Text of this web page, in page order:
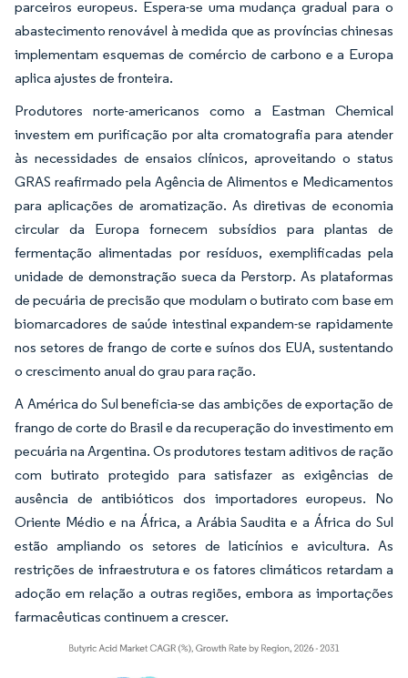
parceiros europeus. Espera-se uma mudança gradual para o
abastecimento renovável à medida que as províncias chinesas
implementam esquemas de comércio de carbono e a Europa
aplica ajustes de fronteira.
Produtores norte-americanos como a Eastman Chemical
investem em purificação por alta cromatografia para atender
às necessidades de ensaios clínicos, aproveitando o status
GRAS reafirmado pela Agência de Alimentos e Medicamentos
para aplicações de aromatização. As diretivas de economia
circular da Europa fornecem subsídios para plantas de
fermentação alimentadas por resíduos, exemplificadas pela
unidade de demonstração sueca da Perstorp. As plataformas
de pecuária de precisão que modulam o butirato com base em
biomarcadores de saúde intestinal expandem-se rapidamente
nos setores de frango de corte e suínos dos EUA, sustentando
o crescimento anual do grau para ração.
A América do Sul beneficia-se das ambições de exportação de
frango de corte do Brasil e da recuperação do investimento em
pecuária na Argentina. Os produtores testam aditivos de ração
com butirato protegido para satisfazer as exigências de
ausência de antibióticos dos importadores europeus. No
Oriente Médio e na África, a Arábia Saudita e a África do Sul
estão ampliando os setores de laticínios e avicultura. As
restrições de infraestrutura e os fatores climáticos retardam a
adoção em relação a outras regiões, embora as importações
farmacêuticas continuem a crescer.